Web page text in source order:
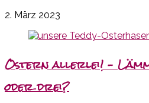
2. März 2023
Ostern allerlei! –
oder drei?